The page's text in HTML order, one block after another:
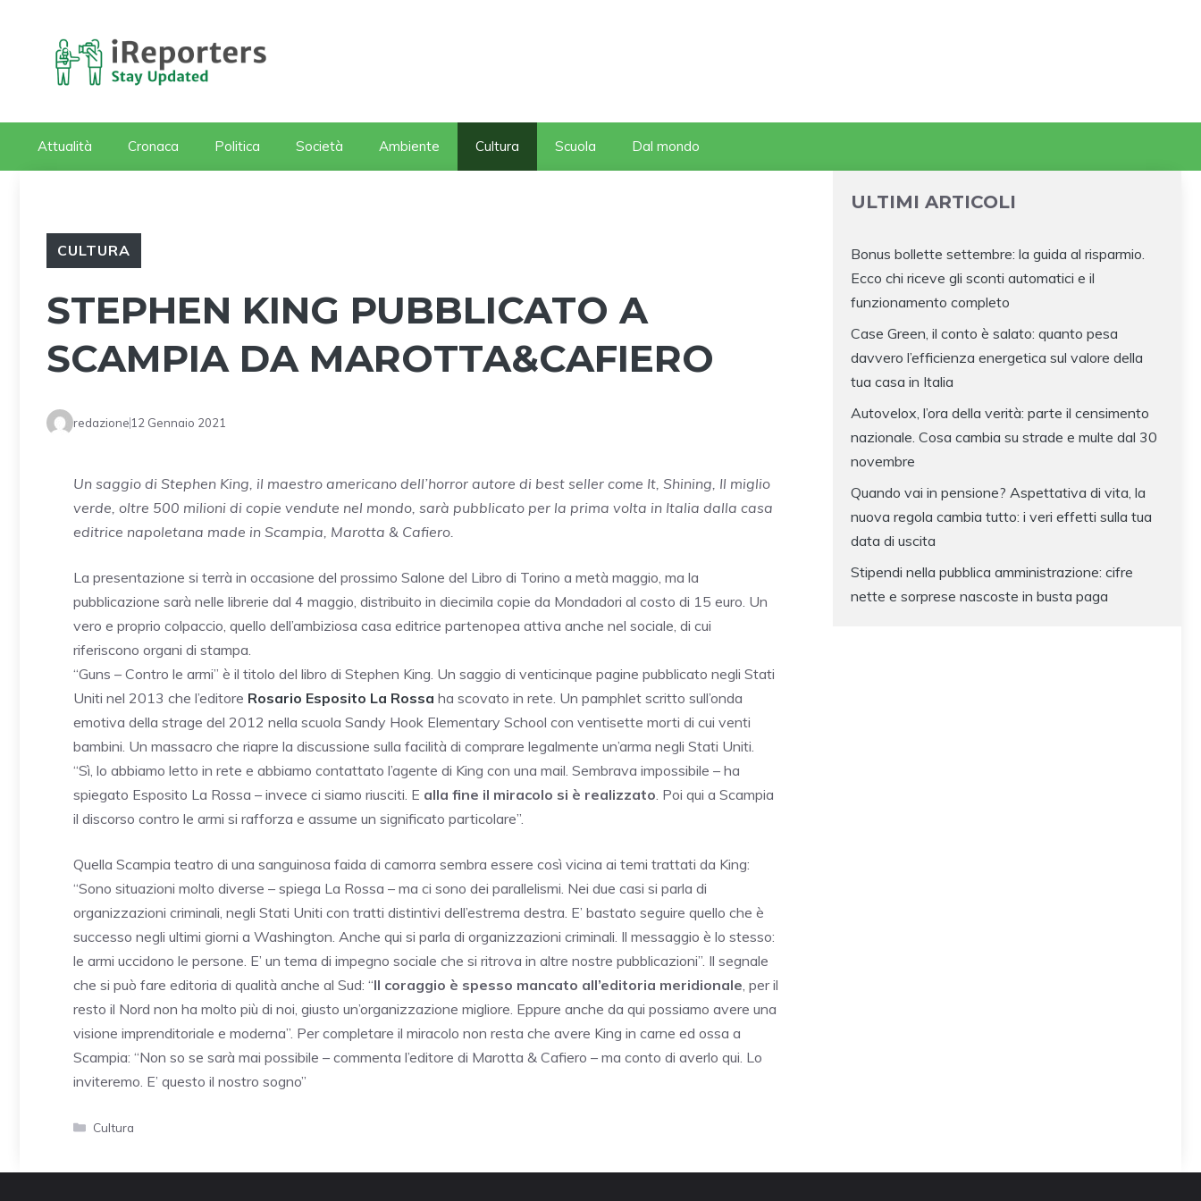
contenuto
Attualità Cronaca Politica Società Ambiente Cultura Scuola Dal mondo
CULTURA
STEPHEN KING PUBBLICATO A
SCAMPIA DA MAROTTA&CAFIERO
redazione 12 Gennaio 2021
Un saggio di Stephen King, il maestro americano dell’horror autore di best seller come It, Shining, Il miglio
verde, oltre 500 milioni di copie vendute nel mondo, sarà pubblicato per la prima volta in Italia dalla casa
editrice napoletana made in Scampia, Marotta & Cafiero.
La presentazione si terrà in occasione del prossimo Salone del Libro di Torino a metà maggio, ma la
pubblicazione sarà nelle librerie dal 4 maggio, distribuito in diecimila copie da Mondadori al costo di 15 euro. Un
vero e proprio colpaccio, quello dell’ambiziosa casa editrice partenopea attiva anche nel sociale, di cui
riferiscono organi di stampa.
“Guns – Contro le armi” è il titolo del libro di Stephen King. Un saggio di venticinque pagine pubblicato negli Stati
Uniti nel 2013 che l’editore Rosario Esposito La Rossa ha scovato in rete. Un pamphlet scritto sull’onda
emotiva della strage del 2012 nella scuola Sandy Hook Elementary School con ventisette morti di cui venti
bambini. Un massacro che riapre la discussione sulla facilità di comprare legalmente un’arma negli Stati Uniti.
“Sì, lo abbiamo letto in rete e abbiamo contattato l’agente di King con una mail. Sembrava impossibile – ha
spiegato Esposito La Rossa – invece ci siamo riusciti. E alla fine il miracolo si è realizzato. Poi qui a Scampia
il discorso contro le armi si rafforza e assume un significato particolare”.
Quella Scampia teatro di una sanguinosa faida di camorra sembra essere così vicina ai temi trattati da King:
“Sono situazioni molto diverse – spiega La Rossa – ma ci sono dei parallelismi. Nei due casi si parla di
organizzazioni criminali, negli Stati Uniti con tratti distintivi dell’estrema destra. E’ bastato seguire quello che è
successo negli ultimi giorni a Washington. Anche qui si parla di organizzazioni criminali. Il messaggio è lo stesso:
le armi uccidono le persone. E’ un tema di impegno sociale che si ritrova in altre nostre pubblicazioni”. Il segnale
che si può fare editoria di qualità anche al Sud: “Il coraggio è spesso mancato all’editoria meridionale, per il
resto il Nord non ha molto più di noi, giusto un’organizzazione migliore. Eppure anche da qui possiamo avere una
visione imprenditoriale e moderna”. Per completare il miracolo non resta che avere King in carne ed ossa a
Scampia: “Non so se sarà mai possibile – commenta l’editore di Marotta & Cafiero – ma conto di averlo qui. Lo
inviteremo. E’ questo il nostro sogno”
Categorie
Cultura
ULTIMI ARTICOLI
Bonus bollette settembre: la guida al risparmio.
Ecco chi riceve gli sconti automatici e il
funzionamento completo
Case Green, il conto è salato: quanto pesa
davvero l’efficienza energetica sul valore della
tua casa in Italia
Autovelox, l’ora della verità: parte il censimento
nazionale. Cosa cambia su strade e multe dal 30
novembre
Quando vai in pensione? Aspettativa di vita, la
nuova regola cambia tutto: i veri effetti sulla tua
data di uscita
Stipendi nella pubblica amministrazione: cifre
nette e sorprese nascoste in busta paga